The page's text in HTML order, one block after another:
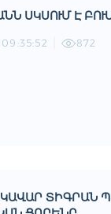
ՍԿՍՈՒՄ Է
09:35:52 872
ՏԻԳՐԱՆ